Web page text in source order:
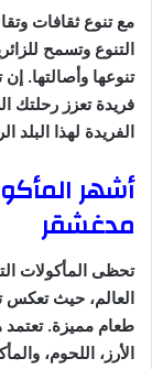
مع تنوع ثقافات
التنوع وتسمح
تنوعها وأصالتها.
فريدة تعزز رحلتك
الفريدة لهذا البلد
أشهر
مدغشقر
تحظى المأكولات
العالم، حيث تعكس
طعام مميزة.
الأرز، اللحوم،